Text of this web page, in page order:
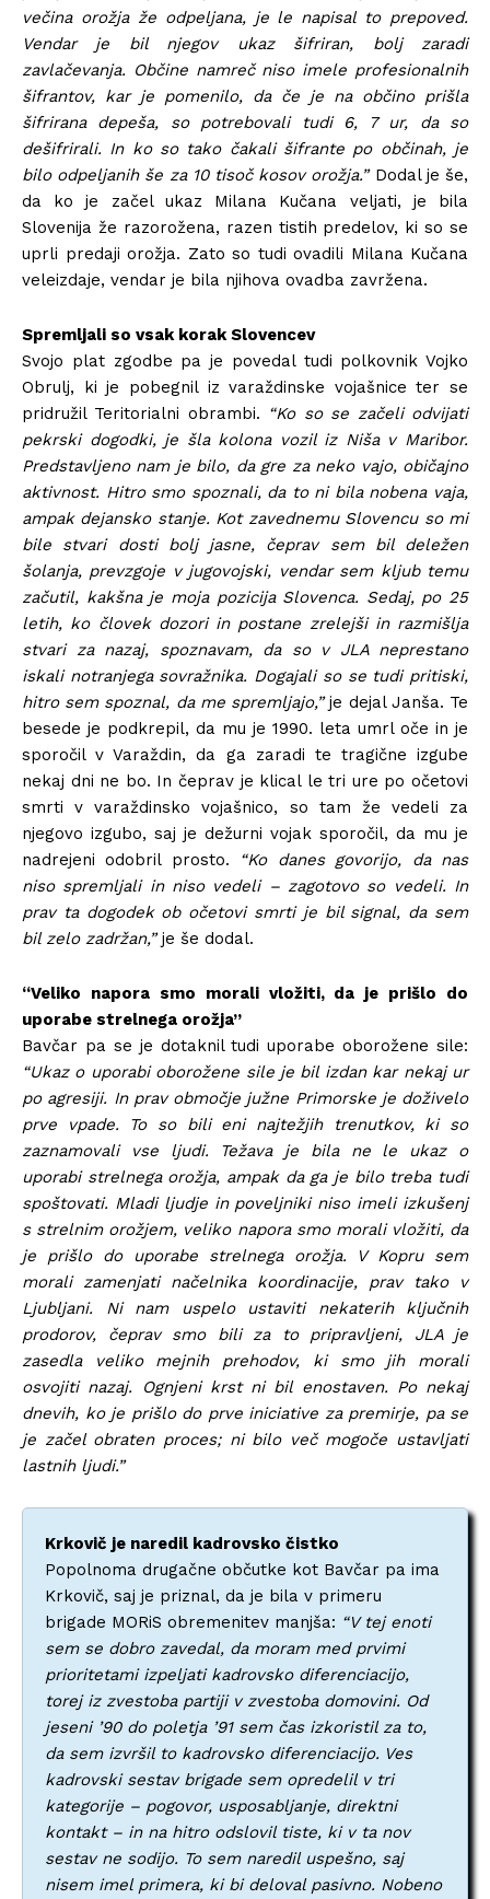
večina orožja že odpeljana, je le napisal to prepoved.
Vendar je bil njegov ukaz šifriran, bolj zaradi
zavlačevanja. Občine namreč niso imele profesionalnih
šifrantov, kar je pomenilo, da če je na občino prišla
šifrirana depeša, so potrebovali tudi 6, 7 ur, da so
dešifrirali. In ko so tako čakali šifrante po občinah, je
bilo odpeljanih še za 10 tisoč kosov orožja.”Dodal je še,
da ko je začel ukaz Milana Kučana veljati, je bila
Slovenija že razorožena, razen tistih predelov, ki so se
uprli predaji orožja. Zato so tudi ovadili Milana Kučana
veleizdaje, vendar je bila njihova ovadba zavržena.
Spremljali so vsak korak Slovencev
Svojo plat zgodbe pa je povedal tudi polkovnik Vojko
Obrulj, ki je pobegnil iz varaždinske vojašnice ter se
pridružil Teritorialni obrambi. “Ko so se začeli odvijati
pekrski dogodki, je šla kolona vozil iz Niša v Maribor.
Predstavljeno nam je bilo, da gre za neko vajo, običajno
aktivnost. Hitro smo spoznali, da to ni bila nobena vaja,
ampak dejansko stanje. Kot zavednemu Slovencu so mi
bile stvari dosti bolj jasne, čeprav sem bil deležen
šolanja, prevzgoje v jugovojski, vendar sem kljub temu
začutil, kakšna je moja pozicija Slovenca. Sedaj, po 25
letih, ko človek dozori in postane zrelejši in razmišlja
stvari za nazaj, spoznavam, da so v JLA neprestano
iskali notranjega sovražnika. Dogajali so se tudi pritiski,
hitro sem spoznal, da me spremljajo,”je dejal Janša. Te
besede je podkrepil, da mu je 1990. leta umrl oče in je
sporočil v Varaždin, da ga zaradi te tragične izgube
nekaj dni ne bo. In čeprav je klical le tri ure po očetovi
smrti v varaždinsko vojašnico, so tam že vedeli za
njegovo izgubo, saj je dežurni vojak sporočil, da mu je
nadrejeni odobril prosto. “Ko danes govorijo, da nas
niso spremljali in niso vedeli – zagotovo so vedeli. In
prav ta dogodek ob očetovi smrti je bil signal, da sem
bil zelo zadržan,”je še dodal.
“Veliko napora smo morali vložiti, da je prišlo do
uporabe strelnega orožja”
Bavčar pa se je dotaknil tudi uporabe oborožene sile:
“Ukaz o uporabi oborožene sile je bil izdan kar nekaj ur
po agresiji. In prav območje južne Primorske je doživelo
prve vpade. To so bili eni najtežjih trenutkov, ki so
zaznamovali vse ljudi. Težava je bila ne le ukaz o
uporabi strelnega orožja, ampak da ga je bilo treba tudi
spoštovati. Mladi ljudje in poveljniki niso imeli izkušenj
s strelnim orožjem, veliko napora smo morali vložiti, da
je prišlo do uporabe strelnega orožja. V Kopru sem
morali zamenjati načelnika koordinacije, prav tako v
Ljubljani. Ni nam uspelo ustaviti nekaterih ključnih
prodorov, čeprav smo bili za to pripravljeni, JLA je
zasedla veliko mejnih prehodov, ki smo jih morali
osvojiti nazaj. Ognjeni krst ni bil enostaven. Po nekaj
dnevih, ko je prišlo do prve iniciative za premirje, pa se
je začel obraten proces; ni bilo več mogoče ustavljati
lastnih ljudi.”
Krkovič je naredil kadrovsko čistko
Popolnoma drugačne občutke kot Bavčar pa ima
Krkovič, saj je priznal, da je bila v primeru
brigade MORiS obremenitev manjša: “V tej enoti
sem se dobro zavedal, da moram med prvimi
prioritetami izpeljati kadrovsko diferenciacijo,
torej iz zvestoba partiji v zvestoba domovini. Od
jeseni ’90 do poletja ’91 sem čas izkoristil za to,
da sem izvršil to kadrovsko diferenciacijo. Ves
kadrovski sestav brigade sem opredelil v tri
kategorije – pogovor, usposabljanje, direktni
kontakt – in na hitro odslovil tiste, ki v ta nov
sestav ne sodijo. To sem naredil uspešno, saj
nisem imel primera, ki bi deloval pasivno. Nobeno